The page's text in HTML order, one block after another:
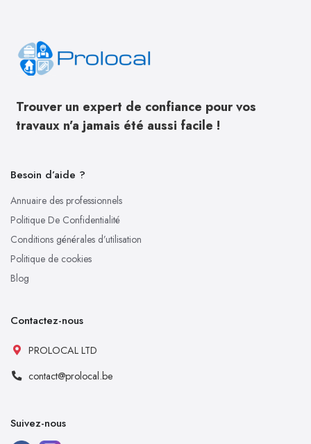
Trouver un expert de confiance pour vos
travaux n’a jamais été aussi facile !
Besoin d’aide ?
Annuaire des professionnels
Politique De Confidentialité
Conditions générales d’utilisation
Politique de cookies
Blog
Contactez-nous
PROLOCAL LTD
contact@prolocal.be
Suivez-nous